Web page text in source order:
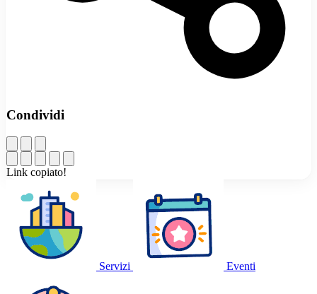
Condividi
Link copiato!
Servizi Eventi